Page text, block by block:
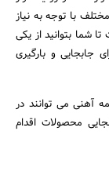
با توجه به نیاز
شما بتوانید از یکی
و بارگیری
آهنی می توانند در
محصولات اقدام